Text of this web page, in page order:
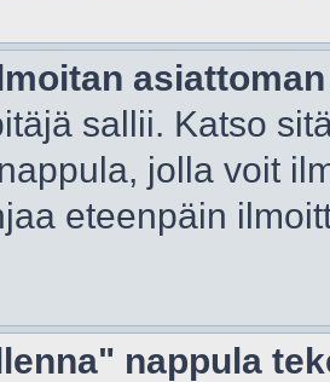
sallii. Katso
jolla voit
eteenpäin
nappula